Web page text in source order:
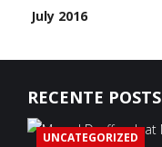
July 2016
RECENTE POSTS
UNCATEGORIZED